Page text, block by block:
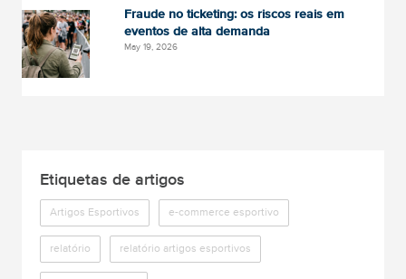
Fraude no ticketing: os riscos reais em
eventos de alta demanda
May 19, 2026
Etiquetas de artigos
Artigos Esportivos e-commerce esportivo
relatório relatório artigos esportivos